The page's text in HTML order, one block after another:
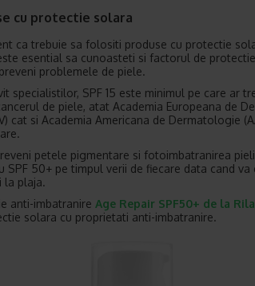
cu protectie solara
ca trebuie sa folositi produse cu protectie
esential sa cunoasteti si factorul de
problemele de piele.
specialistilor, SPF 15 este minimul pe care ar
de piele, atat Academia Europeana de
cat si Academia Americana de Dermatologie
petele pigmentare si fotoimbatranirea
SPF 50+ pe timpul verii de fiecare data cand va
la plaja.
anti-imbatranire Age Repair SPF50+ de la
solara cu proprietati anti-imbatranire.